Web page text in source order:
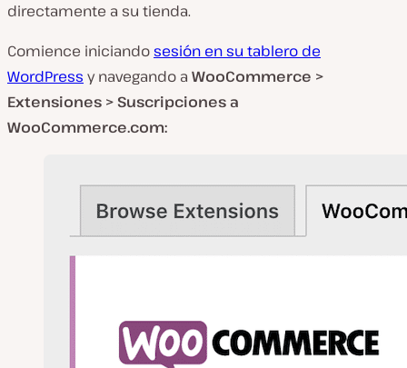
directamente a su tienda.
Comience iniciandosesión en su tablero de
WordPress y navegando a WooCommerce >
Extensiones > Suscripciones a
WooCommerce.com: